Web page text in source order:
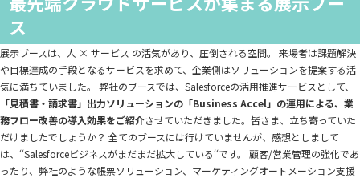
ス
展示ブースは、人 × サービス の活気があり、圧倒される空間。 来場者は課題解決
や目標達成の手段となるサービスを求めて、企業側はソリューションを提案する活
気に満ちていました。 弊社のブースでは、Salesforceの活用推進サービスとして、
「見積書・請求書」出力ソリューションの「Business Accel」の運用による、業
務フロー改善の導入効果をご紹介させていただきました。皆さま、立ち寄っていた
だけましたでしょうか？ 全てのブースには行けていませんが、感想としまして
は、‘‘Salesforceビジネスがまだまだ拡大している‘‘です。 顧客/営業管理の強化であ
ったり、弊社のような帳票ソリューション、マーケティングオートメーション支援